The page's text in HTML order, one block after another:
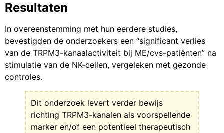
Resultaten
In overeenstemming met hun eerdere studies,
bevestigden de onderzoekers een “significant verlies
van de TRPM3-kanaalactiviteit bij ME/cvs-patiënten” na
stimulatie van de NK-cellen, vergeleken met gezonde
controles.
Dit onderzoek levert verder bewijs
richting TRPM3-kanalen als voorspellende
marker en/of een potentieel therapeutisch